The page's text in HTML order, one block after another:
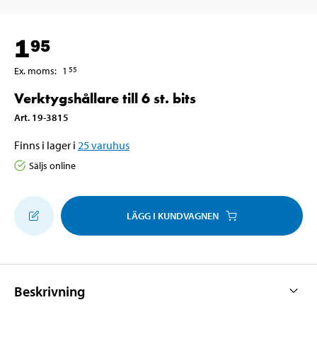
195
Ex. moms: 1 55
Verktygshållare till 6 st. bits
Art. 19-3815
Finns i lager i 25varuhus
Säljs online
LÄGG I KUNDVAGNEN
Beskrivning